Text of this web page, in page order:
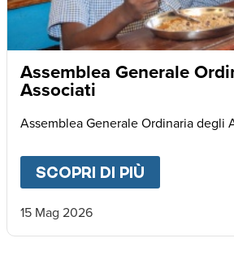
Assemblea Generale
Associati
Assemblea Generale Ordinaria degli
SCOPRI DI PIÙ
15 Mag 2026